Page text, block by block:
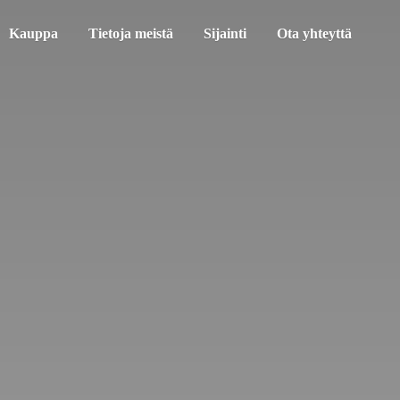
Kauppa Tietoja meistä Sijainti Ota yhteyttä